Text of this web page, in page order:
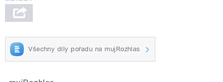
Všechny díly pořadu na mujRozhlas